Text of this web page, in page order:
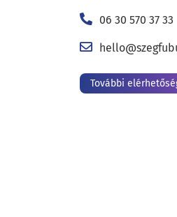
06 30 570 37 33
További